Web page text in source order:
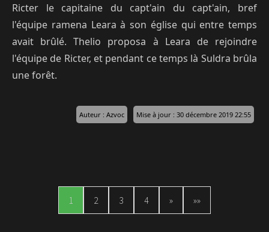
Ricter le capitaine du capt'ain du capt'ain, bref
l'équipe ramena Leara à son église qui entre temps
avait brûlé. Thelio proposa à Leara de rejoindre
l'équipe de Ricter, et pendant ce temps là Suldra brûla
une forêt.
Mise à jour : 30 décembre 2019 22:55
Auteur : Azvoc
1 2 3 4 » »»